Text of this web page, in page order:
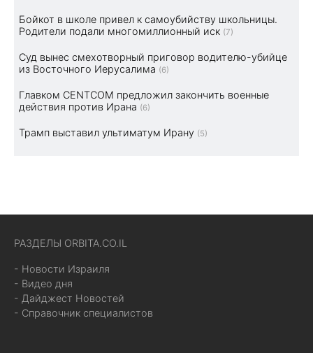
Бойкот в школе привел к самоубийству школьницы.
Родители подали многомиллионный иск (7)
Суд вынес смехотворный приговор водителю-убийце
из Восточного Иерусалима (6)
Главком CENTCOM предложил закончить военные
действия против Ирана (6)
Трамп выставил ультиматум Ирану (5)
РАЗДЕЛЫ ORBITA.CO.IL
- Новости Израиля
- Видео дня
- Дайджест Новостей
- Справочник специалистов